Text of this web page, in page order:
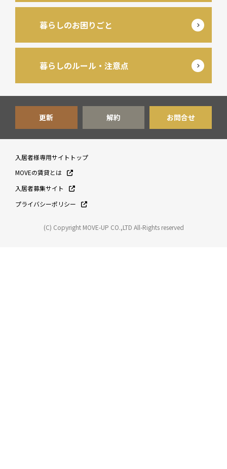
暮らしのお困りごと
暮らしのルール・注意点
更新 解約 お問合せ
入居者様専用サイトトップ
MOVEの賃貸とは
入居者募集サイト
プライバシーポリシー
(C) Copyright MOVE-UP CO.,LTD All-Rights reserved